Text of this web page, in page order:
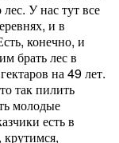
У нас тут все
и в
конечно, и
брать лес в
на 49 лет.
так пилить
молодые
есть в